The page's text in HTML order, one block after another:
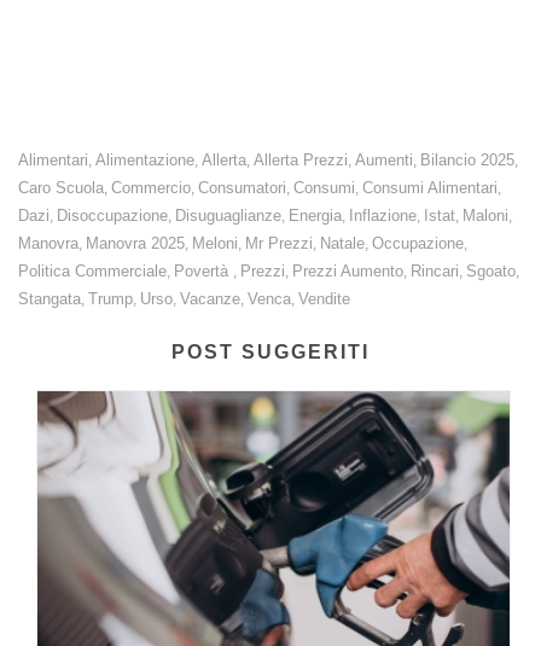
Alimentari, Alimentazione, Allerta, Allerta Prezzi, Aumenti, Bilancio 2025,
Caro Scuola, Commercio, Consumatori, Consumi, Consumi Alimentari,
Dazi, Disoccupazione, Disuguaglianze, Energia, Inflazione, Istat, Maloni,
Manovra, Manovra 2025, Meloni, Mr Prezzi, Natale, Occupazione,
Politica Commerciale, Povertà , Prezzi, Prezzi Aumento, Rincari, Sgoato,
Stangata, Trump, Urso, Vacanze, Venca, Vendite
POST SUGGERITI